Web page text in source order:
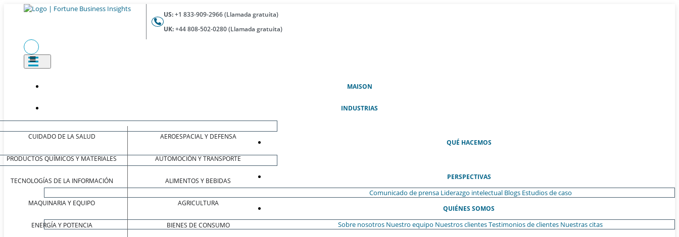
US:+1 833-909-2966 (Llamada gratuita)
UK:+44 808-502-0280 (Llamada gratuita)
MAISON(ACTUAL)
INDUSTRIAS
CUIDADO DE LA SALUD
PRODUCTOS QUÍMICOS Y MATERIALES
TECNOLOGÍAS DE LA INFORMACIÓN
MAQUINARIA Y EQUIPO
ENERGÍA Y POTENCIA
AEROESPACIAL Y DEFENSA
AUTOMOCIÓN Y TRANSPORTE
ALIMENTOS Y BEBIDAS
AGRICULTURA
BIENES DE CONSUMO
QUÉ HACEMOS
PERSPECTIVAS
Comunicado de prensa Liderazgo intelectual Blogs Estudios de caso
QUIÉNES SOMOS
Sobre nosotros Nuestro equipo Nuestros clientesTestimonios de clientes Nuestras citas